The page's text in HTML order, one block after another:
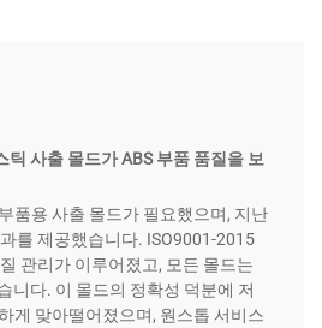
틱 사출 몰드가 ABS 부품 품질을 보
품용 사출 몰드가 필요했으며, 지난
를 제공했습니다. ISO9001-2015
관리가 이루어졌고, 모든 몰드는
니다. 이 몰드의 정확성 덕분에 저
게 맞아떨어졌으며, 원스톱 서비스